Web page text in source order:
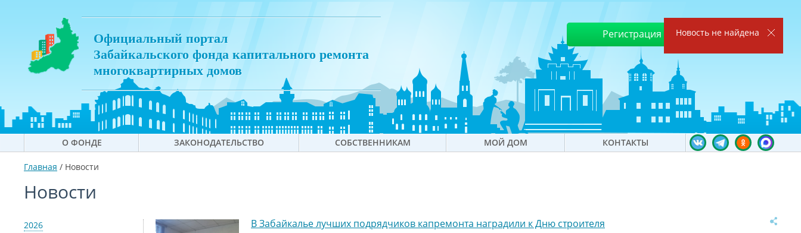
Официальный портал
Забайкальского фонда капитального ремонта
многоквартирных домов
Регистрация Войти
О ФОНДЕ ЗАКОНОДАТЕЛЬСТВО СОБСТВЕННИКАМ МОЙ ДОМ КОНТАКТЫ
Новость не найдена
Главная / Новости
Новости
2026
В Забайкалье лучших подрядчиков капремонта наградили к Дню строителя